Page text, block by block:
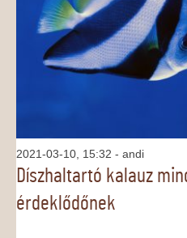
2021-03-10, 15:32 - andi
Díszhaltartó kalauz
érdeklődőnek